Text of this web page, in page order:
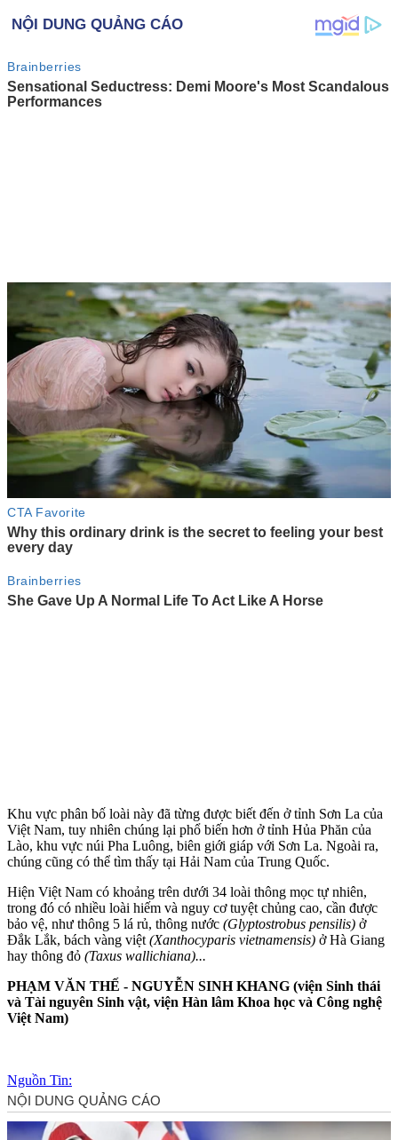
Khu vực phân bố loài này đã từng được biết đến ở tỉnh Sơn La của
Việt Nam, tuy nhiên chúng lại phổ biến hơn ở tỉnh Hủa Phăn của
Lào, khu vực núi Pha Luông, biên giới giáp với Sơn La. Ngoài ra,
chúng cũng có thể tìm thấy tại Hải Nam của Trung Quốc.
Hiện Việt Nam có khoảng trên dưới 34 loài thông mọc tự nhiên,
trong đó có nhiều loài hiếm và nguy cơ tuyệt chủng cao, cần được
bảo vệ, như thông 5 lá rủ, thông nước (Glyptostrobus pensilis) ở
Đắk Lắk, bách vàng việt (Xanthocyparis vietnamensis) ở Hà Giang
hay thông đỏ (Taxus wallichiana)...
PHẠM VĂN THẾ - NGUYỄN SINH KHANG ​(viện Sinh thái
và Tài nguyên Sinh vật, viện Hàn lâm Khoa học và Công nghệ
Việt Nam)
Nguồn Tin: